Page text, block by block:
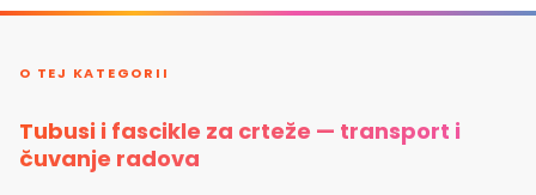
O TEJ KATEGORII
Tubusi i fascikle za crteže — transport i
čuvanje radova